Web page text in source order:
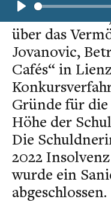
Play
Wie der
über das
Jovanovic,
Cafés“ in
Gründe für
Höhe der
Die
2022
wurde ein
abgeschlossen.